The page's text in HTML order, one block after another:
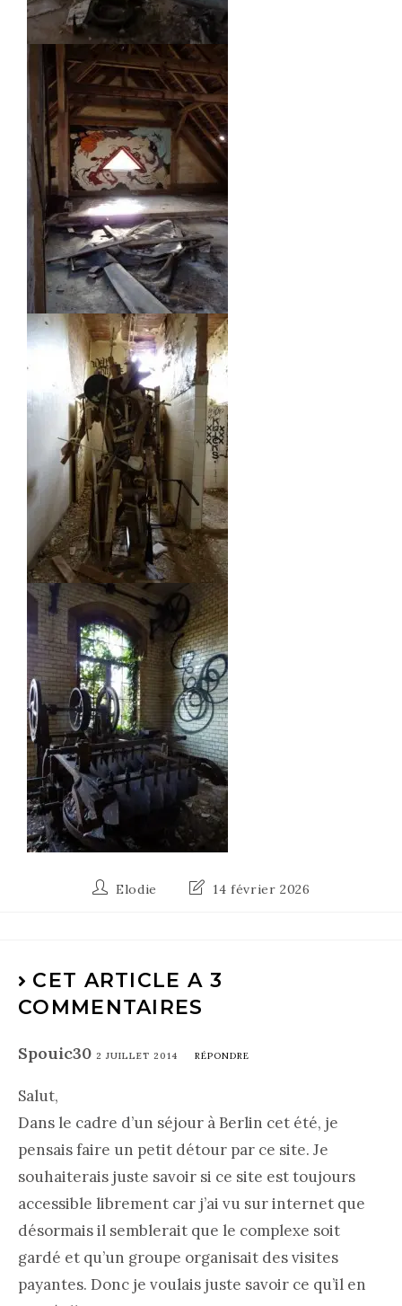
Elodie 14 février 2026
CET ARTICLE A 3
COMMENTAIRES
Spouic30 2 JUILLET 2014 RÉPONDRE
Salut,
Dans le cadre d’un séjour à Berlin cet été, je
pensais faire un petit détour par ce site. Je
souhaiterais juste savoir si ce site est toujours
accessible librement car j’ai vu sur internet que
désormais il semblerait que le complexe soit
gardé et qu’un groupe organisait des visites
payantes. Donc je voulais juste savoir ce qu’il en